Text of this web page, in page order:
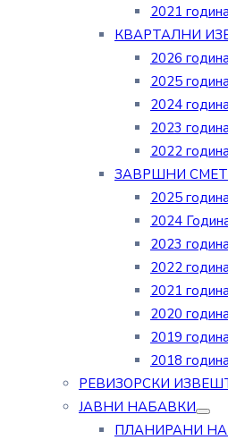
2021 година
КВАРТАЛНИ
2026 година
2025 година
2024 година
2023 година
2022 година
ЗАВРШНИ
2025 година
2024
2023 година
2022 година
2021 година
2020 година
2019 година
2018 година
РЕВИЗОРСКИ
ЈАВНИ НАБАВКИ
ПЛАНИРАНИ